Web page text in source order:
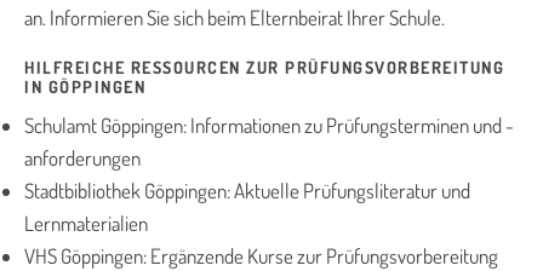
an. Informieren Sie sich beim Elternbeirat Ihrer Schule.
HILFREICHE RESSOURCEN ZUR PRÜFUNGSVORBEREITUNG
IN GÖPPINGEN
Schulamt Göppingen: Informationen zu Prüfungsterminen und -
anforderungen
Stadtbibliothek Göppingen: Aktuelle Prüfungsliteratur und
Lernmaterialien
VHS Göppingen: Ergänzende Kurse zur Prüfungsvorbereitung